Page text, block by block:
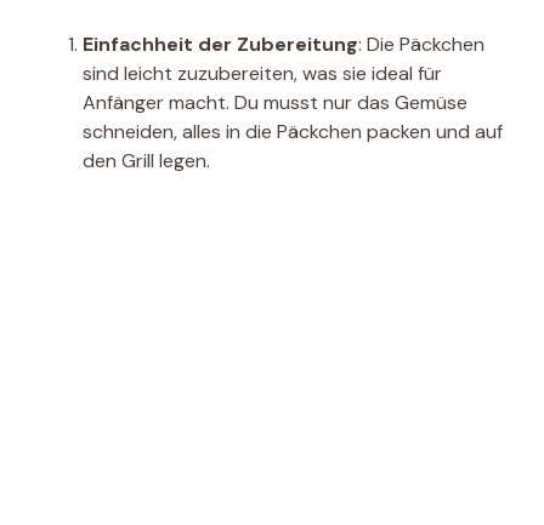
e
o
Einfachheit der Zubereitung: Die Päckchen
sind leicht zuzubereiten, was sie ideal für
Anfänger macht. Du musst nur das Gemüse
schneiden, alles in die Päckchen packen und auf
den Grill legen.